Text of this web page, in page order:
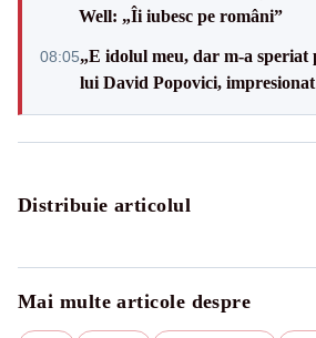
Well: „Îi iubesc pe români”
08:05„E idolul meu, dar m-a
lui David Popovici,
Distribuie articolul
Mai multe articole despre